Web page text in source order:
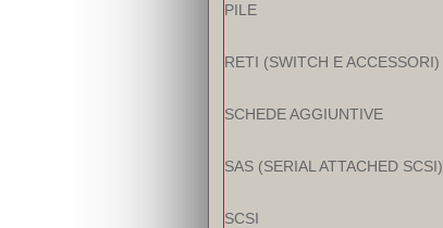
PILE
RETI (SWITCH E ACCESSORI)
SCHEDE AGGIUNTIVE
SAS (SERIAL ATTACHED SCSI)
SCSI